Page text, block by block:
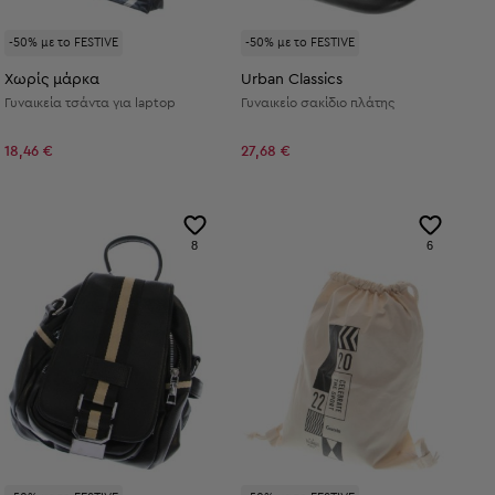
-50% με το FESTIVE
Χωρίς μάρκα
Γυναικεία τσάντα για laptop
18,46 €
-50% με το FESTIVE
Urban Classics
Γυναικείο σακίδιο πλάτης
27,68 €
8 6